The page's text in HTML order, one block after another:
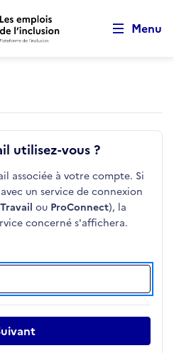
au contenu principal
Menu
utilisez-vous ?
associée à votre compte. Si
un service de connexion
ou ProConnect), la
concerné s'affichera.